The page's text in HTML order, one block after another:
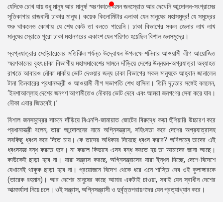
প্রেস
রিলিজ
প্রকাশনা
গ্যালারি
বিএনপি-
জামায়াত
সহিংসতা
সংগঠন
নির্বাচনী
ইশতেহার
যেদিকে চোখ যায় শুধু মানুষ আর মানুষ! স্মরণকালে এমন জনস্রোত আর দেখেনি আন্দোলন-সংগ্রামের
সূতিকাগার রাজধানী ঢাকার মানুষ। কয়েক কিলোমিটার এলাকা যেন মানুষের মহাসমুদ্র! যে সমুদ্রের
শুরু থাকলেও কোথায় যে শেষ কেউ তা বলতে পারেনি। ঢাকা বিভাগের সকল জেলার লাখ লাখ
মানুষের স্রোতে পুরো ঢাকা মহানগরের একাংশ যেন পরিণত হয়েছিল বিশাল জনসমুদ্রে।
স্বপ্নযাত্রার মেট্রোরেলের মতিঝিল পর্যন্ত উদ্বোধন উপলক্ষে শনিবার আওয়ামী লীগ আয়োজিত
স্মরণকালের বৃহৎ ঢাকা বিভাগীয় মহাসমাবেশের সামনে দাঁড়িয়ে দেশের উন্নয়ন-অগ্রযাত্রা অব্যাহত
রাখতে আবারও নৌকা মার্কায় ভোট দেওয়ার জন্য ঢাকা বিভাগের সকল মানুষকে আহ্বান জানালেন
টানা তিনবারের প্রধানমন্ত্রী ও আওয়ামী লীগ সভাপতি শেখ হাসিনা। তিনি দৃঢ়তার সঙ্গেই বললেন,
‘ইনশাআল্লাহ দেশের জনগণ আগামীতেও নৌকায় ভোট দেবে এবং আমরা জনগণের সেবা করে যাব।
নৌকা এবার জিতবেই।’
বিশাল জনসমুদ্রের সামনে দাঁড়িয়ে বিএনপি-জামায়াত জোটের বিরুদ্ধে কড়া হুঁশিয়ারি উচ্চারণ করে
প্রধানমন্ত্রী বলেন, তারা আন্দোলনের নামে অগ্নিসন্ত্রাস, সহিংসতা করে দেশের অগ্রযাত্রাসহ
সবকিছু ধ্বংস করে দিতে চায়। কে তাদের অধিকার দিয়েছে ধ্বংস করার? অবিলম্বে তাদের এই
ধ্বংসযজ্ঞ বন্ধ করতে হবে। না করলে কিভাবে এসব বন্ধ করতে হয় তা আমাদের জানা আছে।
কাউকেই ছাড়া হবে না। যারা সন্ত্রাস করছে, অগ্নিসন্ত্রাসের যারা ইন্ধন দিচ্ছে, দেশে-বিদেশে
যেখানেই থাকুক ছাড়া হবে না। প্রয়োজনে বিদেশ থেকে ধরে এনে শাস্তি দেব ওই কুলাঙ্গারকে
(তারেক রহমান)। আর দেশের মানুষের কাছে আমার একটাই চাওয়া, সবাই যেন স্বাধীন দেশের
আত্মমর্যাদা নিয়ে চলে। ওই সন্ত্রাস, অগ্নিসন্ত্রাসী ও দুর্বৃত্তপরায়ণদের যেন প্রত্যাখ্যান করে।